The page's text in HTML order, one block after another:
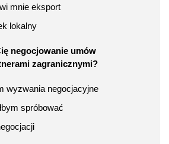
mnie eksport
lokalny
negocjowanie umów
zagranicznymi?
wyzwania negocjacyjne
spróbować